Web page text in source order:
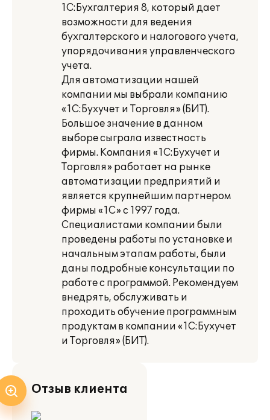
1С:Бухгалтерия 8, который дает
возможности для ведения
бухгалтерского и налогового учета,
упорядочивания управленческого
учета.
Для автоматизации нашей
компании мы выбрали компанию
«1С:Бухучет и Торговля» (БИТ).
Большое значение в данном
выборе сыграла известность
фирмы. Компания «1С:Бухучет и
Торговля» работает на рынке
автоматизации предприятий и
является крупнейшим партнером
фирмы «1С» с 1997 года.
Специалистами компании были
проведены работы по установке и
начальным этапам работы, были
даны подробные консультации по
работе с программой. Рекомендуем
внедрять, обслуживать и
проходить обучение программным
продуктам в компании «1С:Бухучет
и Торговля» (БИТ).
Отзыв клиента